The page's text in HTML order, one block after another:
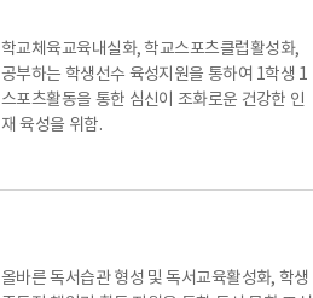
학교체육교육내실화, 학교스포츠클럽활성화,
공부하는 학생선수 육성지원을 통하여 1학생 1
스포츠활동을 통한 심신이 조화로운 건강한 인
재 육성을 위함.
올바른 독서습관 형성 및 독서교육활성화, 학생